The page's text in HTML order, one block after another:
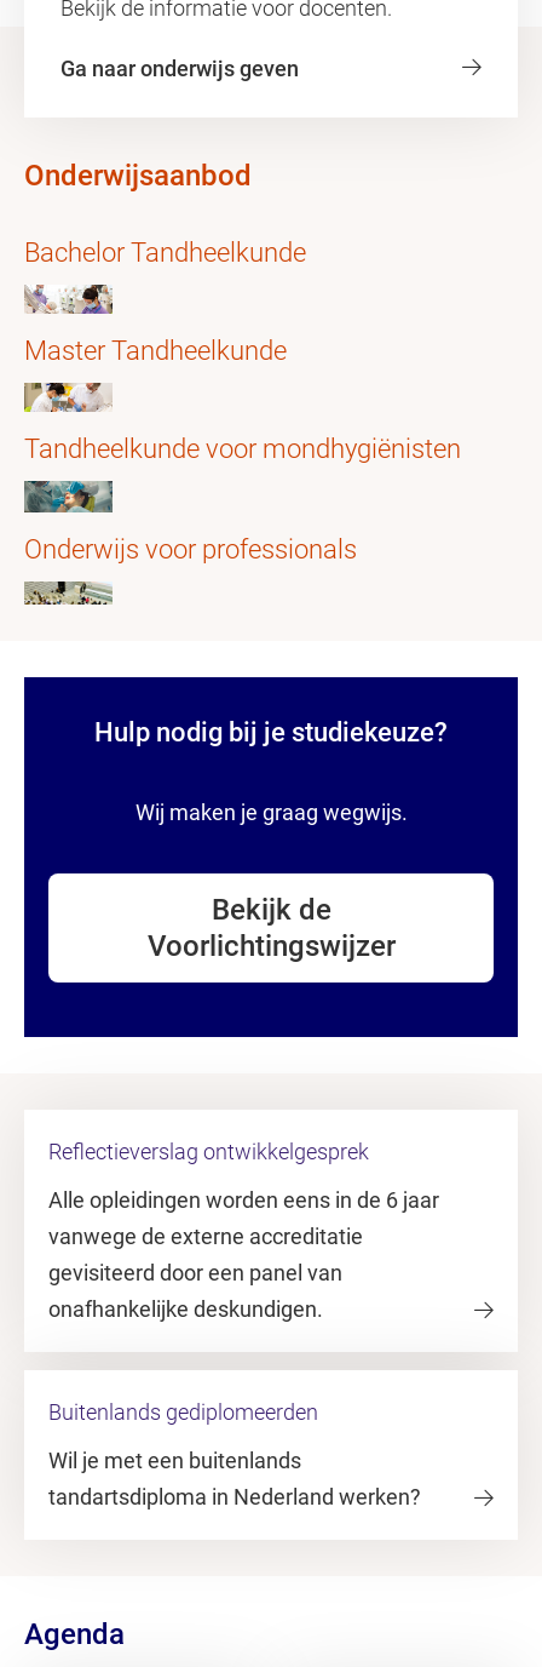
Bekijk de informatie voor docenten.
Ga naar onderwijs geven
Onderwijsaanbod
Bachelor Tandheelkunde
Master Tandheelkunde
Tandheelkunde voor mondhygiënisten
Onderwijs voor professionals
Hulp nodig bij je studiekeuze?
Wij maken je graag wegwijs.
Bekijk de
Voorlichtingswijzer
Reflectieverslag ontwikkelgesprek
Alle opleidingen worden eens in de 6 jaar
vanwege de externe accreditatie
gevisiteerd door een panel van
onafhankelijke deskundigen.
Buitenlands gediplomeerden
Wil je met een buitenlands
tandartsdiploma in Nederland werken?
Agenda